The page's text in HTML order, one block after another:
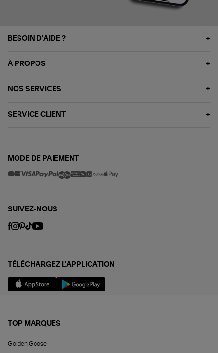
BESOIN D'AIDE ?
À PROPOS
NOS SERVICES
SERVICE CLIENT
MODE DE PAIEMENT
SUIVEZ-NOUS
TÉLÉCHARGEZ L'APPLICATION
TOP MARQUES
Golden Goose